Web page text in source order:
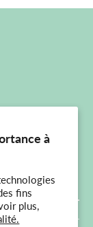
à
fins
plus,